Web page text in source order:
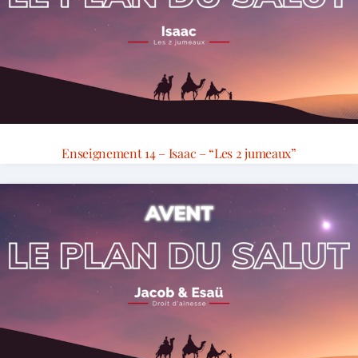
Enseignement 14 – Isaac – “Les 2 jumeaux”